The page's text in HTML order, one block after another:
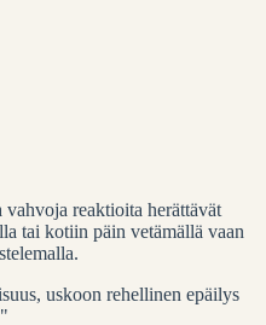
reaktioita herättävät
tai kotiin päin vetämällä vaan
uskoon rehellinen epäilys